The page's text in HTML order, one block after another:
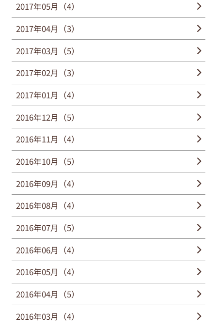
2017年05月（4）
2017年04月（3）
2017年03月（5）
2017年02月（3）
2017年01月（4）
2016年12月（5）
2016年11月（4）
2016年10月（5）
2016年09月（4）
2016年08月（4）
2016年07月（5）
2016年06月（4）
2016年05月（4）
2016年04月（5）
2016年03月（4）